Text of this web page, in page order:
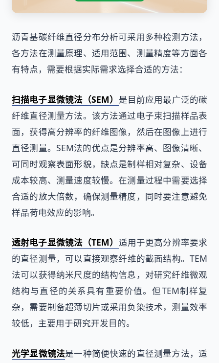
沥青基碳纤维直径分布分析可采用多种检测方法，
各方法在测量原理、适用范围、测量精度等方面各
有特点，需要根据实际需求选择合适的方法：
扫描电子显微镜法（SEM） 是目前应用最广泛的碳
纤维直径测量方法。该方法通过电子束扫描样品表
面，获得高分辨率的纤维图像，然后在图像上进行
直径测量。SEM法的优点是分辨率高、图像清晰、
可同时观察表面形貌，缺点是制样相对复杂、设备
成本较高、测量速度较慢。在测量过程中需要选择
合适的放大倍数，确保测量精度，同时要注意避免
样品荷电效应的影响。
透射电子显微镜法（TEM） 适用于更高分辨率要求
的直径测量，可以直接观察纤维的截面结构。TEM
法可以获得纳米尺度的结构信息，对研究纤维微观
结构与直径的关系具有重要价值。但TEM制样复
杂，需要制备超薄切片或采用负染技术，测量效率
较低，主要用于研究开发目的。
光学显微镜法是一种简便快速的直径测量方法，适